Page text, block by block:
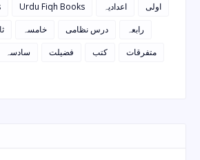
Urdu Fiqh Books اعدادیہ
اولی
خامسہ درس نظامی
رابعہ
سادسہ فضیلت کتب
متفرقات